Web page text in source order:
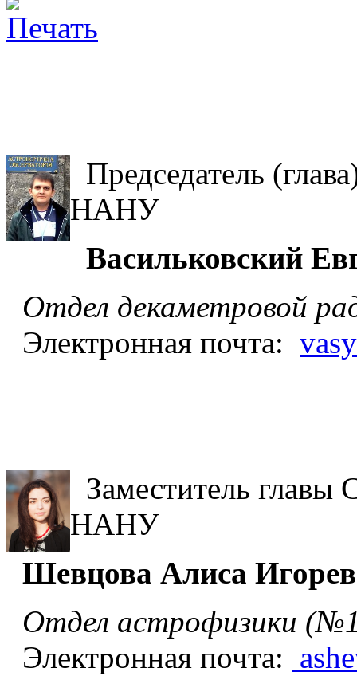
Председатель
НАНУ
Васильковский
Отдел декаметровой
Электронная почта:
Заместитель
НАНУ
Шевцова Алиса
Отдел астрофизики
Электронная почта: